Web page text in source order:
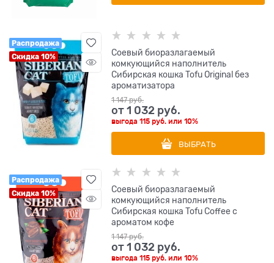
Распродажа
Скидка 10%
Соевый биоразлагаемый
комкующийся наполнитель
Сибирская кошка Tofu Original без
ароматизатора
1 147 руб.
от1 032 руб.
выгода115 руб. или10%
ВЫБРАТЬ
Распродажа
Скидка 10%
Соевый биоразлагаемый
комкующийся наполнитель
Сибирская кошка Tofu Coffee с
ароматом кофе
1 147 руб.
от1 032 руб.
выгода115 руб. или10%